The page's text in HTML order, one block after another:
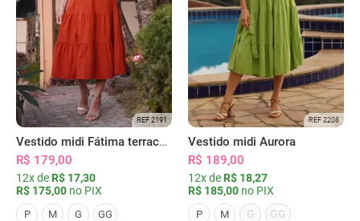
REF 2191
Vestido midi Fátima terracota
R$ 179,00
12x de R$ 17,30
R$ 175,00 no PIX
P M G GG
REF 2208
Vestido midi Aurora
R$ 189,00
12x de R$ 18,27
R$ 185,00 no PIX
P M G GG